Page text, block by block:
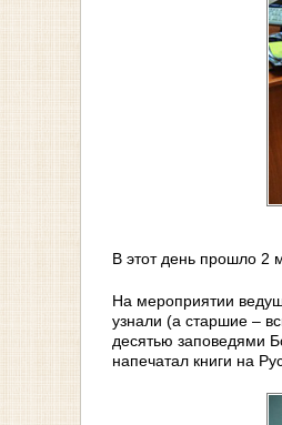
В этот день прошло 2
На мероприятии
узнали (а старшие –
десятью заповедями
напечатал книги на